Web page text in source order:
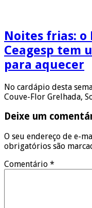
Noites frias: o
Ceagesp tem
para aquecer
No cardápio desta
Couve-Flor Grelhada,
Deixe um
O seu endereço de e-
obrigatórios são
Comentário *